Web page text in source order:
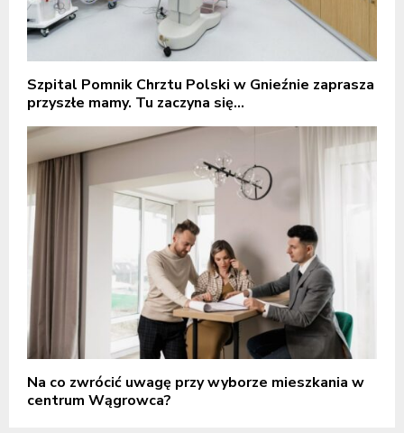
Szpital Pomnik Chrztu Polski w Gnieźnie zaprasza
przyszłe mamy. Tu zaczyna się...
Na co zwrócić uwagę przy wyborze mieszkania w
centrum Wągrowca?